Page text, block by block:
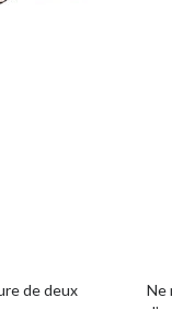
de deux
Ne